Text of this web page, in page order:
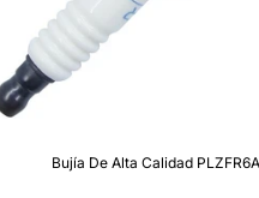
Bujía De Alta Calidad